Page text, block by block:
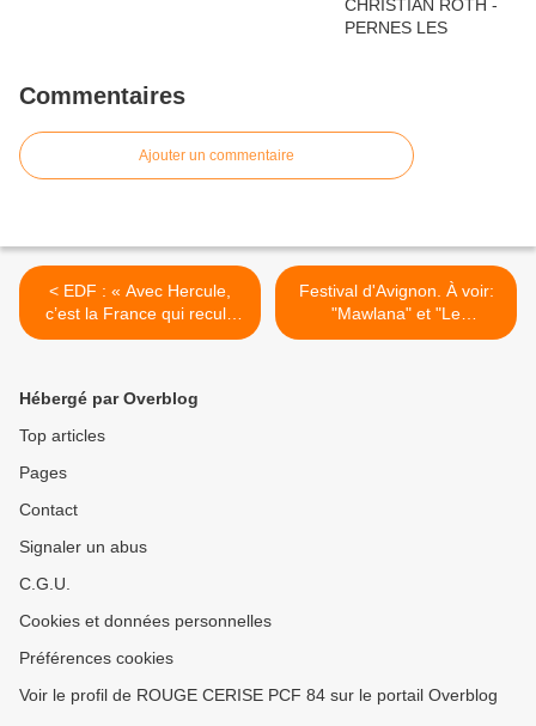
Commentaires
Ajouter un commentaire
< EDF : « Avec Hercule,
c’est la France qui recule
! » Fabien Gay / Fabien
Festival d'Avignon. À voir:
"Mawlana" et "Le
démocrate (en duo) " >
Hébergé par Overblog
Top articles
Pages
Contact
Signaler un abus
C.G.U.
Cookies et données personnelles
Préférences cookies
Voir le profil de ROUGE CERISE PCF 84 sur le portail Overblog